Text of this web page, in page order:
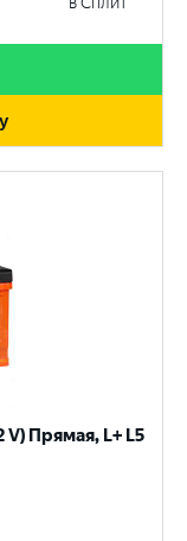
V) Прямая, L+ L5